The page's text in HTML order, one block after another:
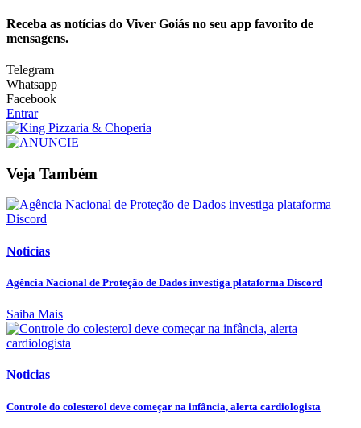
Receba as notícias do Viver Goiás no seu app favorito de
mensagens.
Telegram
Whatsapp
Facebook
Entrar
Veja Também
Noticias
Agência Nacional de Proteção de Dados investiga plataforma Discord
Saiba Mais
Noticias
Controle do colesterol deve começar na infância, alerta cardiologista